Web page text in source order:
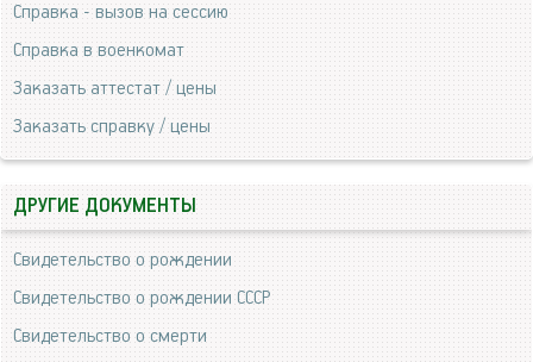
Справка - вызов на сессию
Справка в военкомат
Заказать аттестат / цены
Заказать справку / цены
ДРУГИЕ ДОКУМЕНТЫ
Свидетельство о рождении
Свидетельство о рождении СССР
Свидетельство о смерти